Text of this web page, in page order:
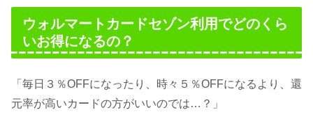
ウォルマートカードセゾン利用でどのくら
いお得になるの？
「毎日３％OFFになったり、時々５％OFFになるより、還
元率が高いカードの方がいいのでは…？」